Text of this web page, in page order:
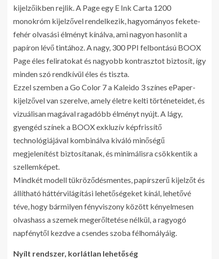
kijelzőikben rejlik. A Page egy E Ink Carta 1200
monokróm kijelzővel rendelkezik, hagyományos fekete-
fehér olvasási élményt kínálva, ami nagyon hasonlít a
papíron lévő tintához. A nagy, 300 PPI felbontású BOOX
Page éles feliratokat és nagyobb kontrasztot biztosít, így
minden szó rendkívül éles és tiszta.
Ezzel szemben a Go Color 7 a Kaleido 3 színes ePaper-
kijelzővel van szerelve, amely életre kelti történeteidet, és
vizuálisan magával ragadóbb élményt nyújt. A lágy,
gyengéd színek a BOOX exkluzív képfrissítő
technológiájával kombinálva kiváló minőségű
megjelenítést biztosítanak, és minimálisra csökkentik a
szellemképet.
Mindkét modell tükröződésmentes, papírszerű kijelzőt és
állítható háttérvilágítási lehetőségeket kínál, lehetővé
téve, hogy bármilyen fényviszony között kényelmesen
olvashass a szemek megerőltetése nélkül, a ragyogó
napfénytől kezdve a csendes szoba félhomályáig.
Nyílt rendszer, korlátlan lehetőség